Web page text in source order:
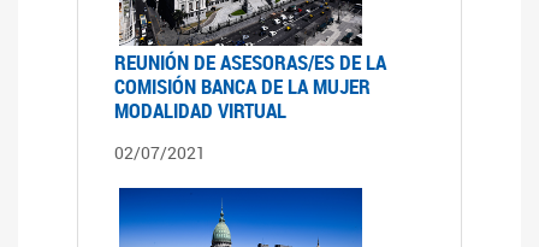
REUNIÓN DE ASESORAS/ES DE LA
COMISIÓN BANCA DE LA MUJER
MODALIDAD VIRTUAL
02/07/2021